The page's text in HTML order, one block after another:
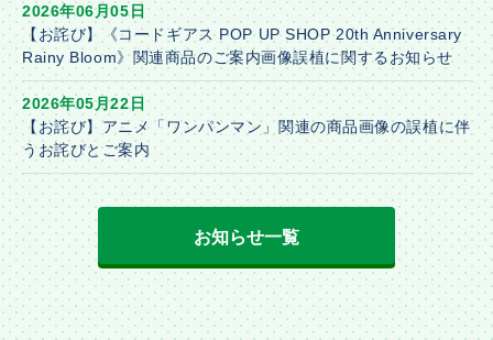
2026年06月05日
【お詫び】《コードギアス POP UP SHOP 20th Anniversary
Rainy Bloom》関連商品のご案内画像誤植に関するお知らせ
2026年05月22日
【お詫び】アニメ「ワンパンマン」関連の商品画像の誤植に伴
うお詫びとご案内
お知らせ一覧